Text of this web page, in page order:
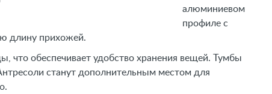
алюминиевом
профиле с
длину прихожей.
что обеспечивает удобство хранения вещей. Тумбы
станут дополнительным местом для